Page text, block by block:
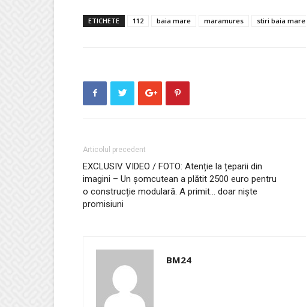
ETICHETE 112 baia mare maramures stiri baia mare
Articolul precedent
EXCLUSIV VIDEO / FOTO: Atenție la țeparii din
imagini – Un șomcutean a plătit 2500 euro pentru
o construcție modulară. A primit… doar niște
promisiuni
BM24